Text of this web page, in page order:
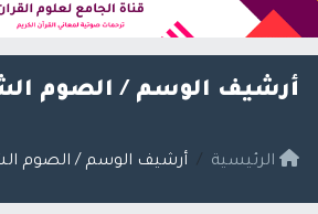
أرشيف الوسم / الصوم
الرئيسية أرشيف الوسم / الصوم